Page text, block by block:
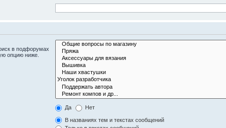
в подфорумах
опцию ниже.
Да Нет
В названиях тем и текстах сообщений